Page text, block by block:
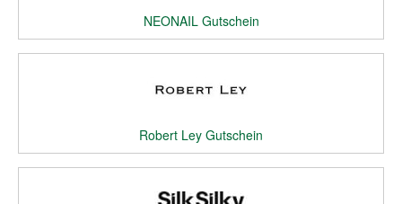
NEONAIL Gutschein
Robert Ley Gutschein